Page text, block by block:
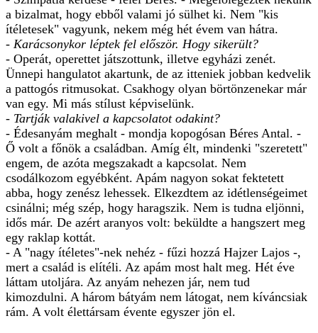
a bizalmat, hogy ebből valami jó sülhet ki. Nem "kis
ítéletesek" vagyunk, nekem még hét évem van hátra.
- Karácsonykor léptek fel először. Hogy sikerült?
- Operát, operettet játszottunk, illetve egyházi zenét.
Ünnepi hangulatot akartunk, de az itteniek jobban kedvelik
a pattogós ritmusokat. Csakhogy olyan börtönzenekar már
van egy. Mi más stílust képviselünk.
- Tartják valakivel a kapcsolatot odakint?
- Édesanyám meghalt - mondja kopogósan Béres Antal. -
Ő volt a főnök a családban. Amíg élt, mindenki "szeretett"
engem, de azóta megszakadt a kapcsolat. Nem
csodálkozom egyébként. Apám nagyon sokat fektetett
abba, hogy zenész lehessek. Elkezdtem az idétlenségeimet
csinálni; még szép, hogy haragszik. Nem is tudna eljönni,
idős már. De azért aranyos volt: beküldte a hangszert meg
egy raklap kottát.
- A "nagy ítéletes"-nek nehéz - fűzi hozzá Hajzer Lajos -,
mert a család is elítéli. Az apám most halt meg. Hét éve
láttam utoljára. Az anyám nehezen jár, nem tud
kimozdulni. A három bátyám nem látogat, nem kíváncsiak
rám. A volt élettársam évente egyszer jön el.